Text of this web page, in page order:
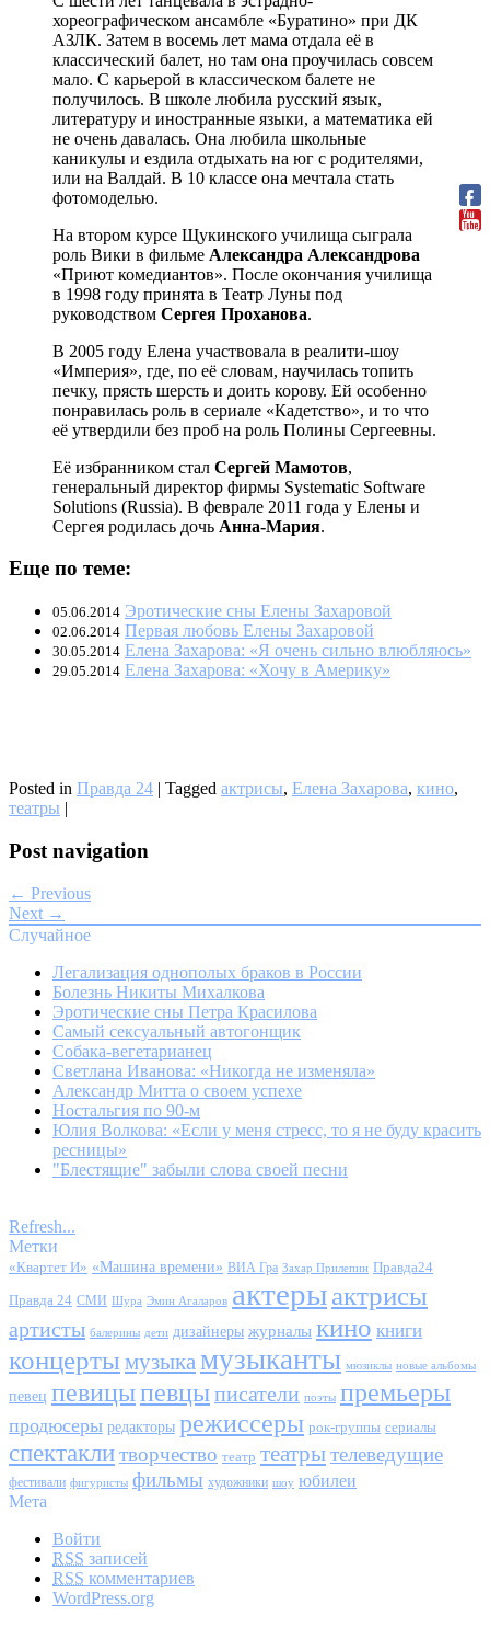
хореографическом ансамбле «Буратино» при ДК
АЗЛК. Затем в восемь лет мама отдала её в
классический балет, но там она проучилась совсем
мало. С карьерой в классическом балете не
получилось. В школе любила русский язык,
литературу и иностранные языки, а математика ей
не очень давалась. Она любила школьные
каникулы и ездила отдыхать на юг с родителями,
или на Валдай. В 10 классе она мечтала стать
фотомоделью.
На втором курсе Щукинского училища сыграла
роль Вики в фильме Александра Александрова
«Приют комедиантов». После окончания училища
в 1998 году принята в Театр Луны под
руководством Сергея Проханова.
В 2005 году Елена участвовала в реалити-шоу
«Империя», где, по её словам, научилась топить
печку, прясть шерсть и доить корову. Ей особенно
понравилась роль в сериале «Кадетство», и то что
её утвердили без проб на роль Полины Сергеевны.
Её избранником стал Сергей Мамотов,
генеральный директор фирмы Systematic Software
Solutions (Russia). В феврале 2011 года у Елены и
Сергея родилась дочь Анна-Мария.
Еще по теме:
05.06.2014 Эротические сны Елены Захаровой
02.06.2014 Первая любовь Елены Захаровой
30.05.2014 Елена Захарова: «Я очень сильно влюбляюсь»
29.05.2014 Елена Захарова: «Хочу в Америку»
Posted in Правда 24 | Tagged актрисы, Елена Захарова, кино,
театры |
Post navigation
← Previous
Next →
Случайное
Легализация однополых браков в России
Болезнь Никиты Михалкова
Эротические сны Петра Красилова
Самый сексуальный автогонщик
Собака-вегетарианец
Светлана Иванова: «Никогда не изменяла»
Александр Митта о своем успехе
Ностальгия по 90-м
Юлия Волкова: «Если у меня стресс, то я не буду красить
ресницы»
"Блестящие" забыли слова своей песни
Refresh...
Метки
«Квартет И» «Машина времени» ВИА Гра Захар Прилепин Правда24
Правда 24 СМИ Шура Эмин Агаларов актерыактрисы
артисты балерины дети дизайнеры журналы кино книги
концерты музыка музыканты мюзиклы новые альбомы
певец певицыпевцыписатели поэты премьеры
продюсеры редакторы режиссеры рок-группы сериалы
спектаклитворчество театр театрытелеведущие
фестивали фигуристы фильмы художники шоу юбилеи
Мета
Войти
RSS записей
RSS комментариев
WordPress.org